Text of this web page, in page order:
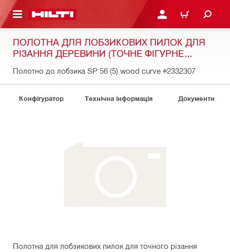
ЗМІСТУ УВІЙТИ АБО
КОШИК
ПОЛОТНА ДЛЯ ЛОБЗИКОВИХ ПИЛОК ДЛЯ
РІЗАННЯ ДЕРЕВИНИ (ТОЧНЕ ФІГУРНЕ
Полотно до лобзика SP 56 (5) wood curve #2332307
Конфігуратор Технічна інформація Документи
Полотна для лобзикових пилок для точного різання